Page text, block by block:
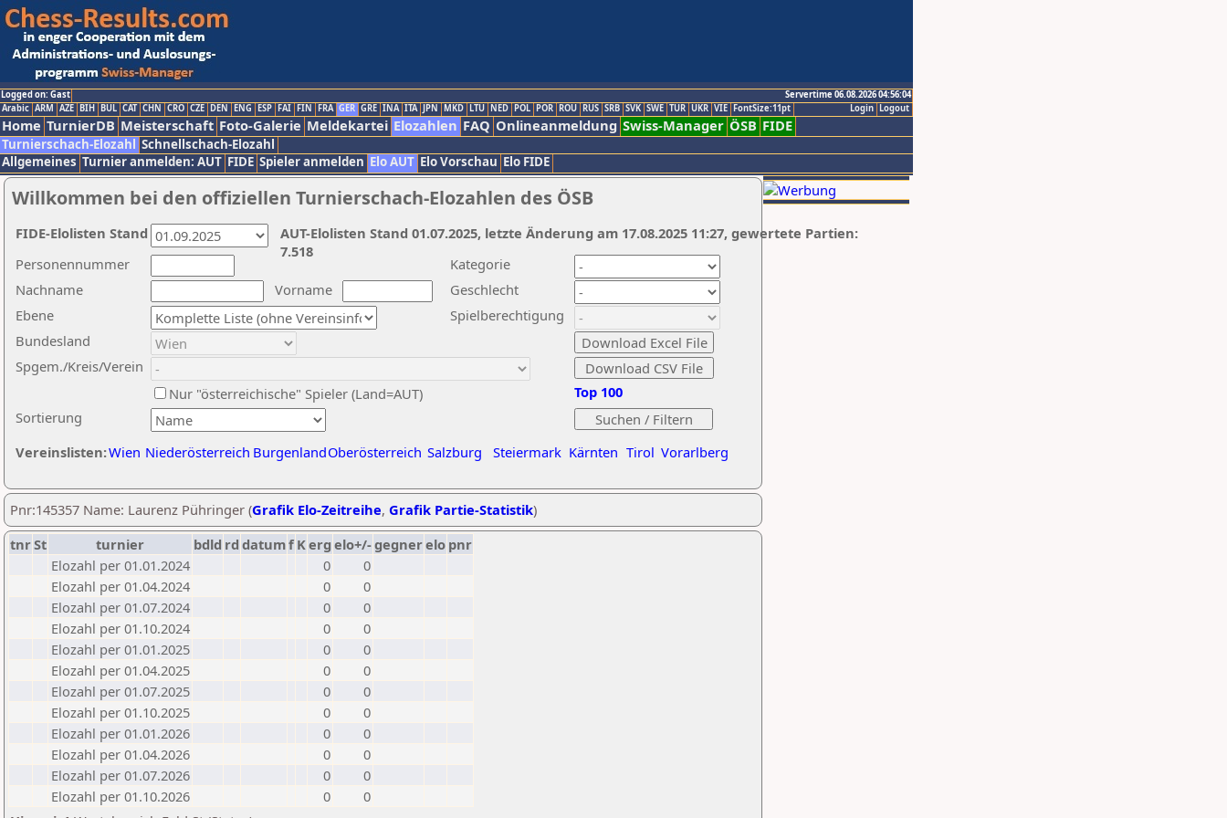
Logged on: Gast
Servertime 06.08.2026 04:56:04
Logout
Login
Arabic ARM AZE BIH BUL CAT CHN CRO CZE DEN ENG ESP FAI FIN FRA GER GRE INA ITA JPN MKD LTU NED POL POR ROU RUS SRB SVK SWE TUR UKR VIE FontSize:11pt
Home TurnierDB Meisterschaft Foto-Galerie Meldekartei Elozahlen FAQ Onlineanmeldung Swiss-Manager ÖSB FIDE
Turnierschach-Elozahl Schnellschach-Elozahl
Allgemeines Turnier anmelden: AUT FIDE Spieler anmelden Elo AUT Elo Vorschau Elo FIDE
Willkommen bei den offiziellen Turnierschach-Elozahlen des ÖSB
Nachname
Vorname
Ebene
Kategorie
Sortierung
Personennummer
Bundesland
Spgem./Kreis/Verein
Geschlecht
Nur "österreichische" Spieler (Land=AUT)
Spielberechtigung
Vereinslisten:Wien Niederösterreich BurgenlandOberösterreich Salzburg Steiermark Kärnten Tirol Vorarlberg
Top 100
AUT-Elolisten Stand 01.07.2025, letzte Änderung am 17.08.2025 11:27, gewertete Partien:
7.518
FIDE-Elolisten Stand
Pnr:145357 Name: Laurenz Pühringer (Grafik Elo-Zeitreihe, Grafik Partie-Statistik)
tnrSt turnier bdld rd datumf Kerg elo+/-gegnerelo pnr
Elozahl per 01.01.2024
0
0
Elozahl per 01.04.2024
0
0
Elozahl per 01.07.2024
0
0
Elozahl per 01.10.2024
0
0
Elozahl per 01.01.2025
0
0
Elozahl per 01.04.2025
0
0
Elozahl per 01.07.2025
0
0
Elozahl per 01.10.2025
0
0
Elozahl per 01.01.2026
0
0
Elozahl per 01.04.2026
0
0
Elozahl per 01.07.2026
0
0
Elozahl per 01.10.2026
0
0